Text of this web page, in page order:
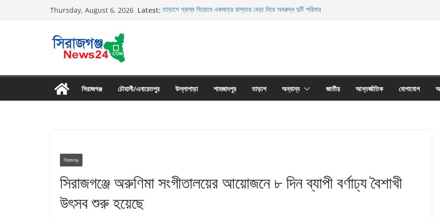
Thursday, August 6, 2026 Latest: তাড়াশে গ্রাম্য বিরোধে একমাত্র রাস্তায় বেড়া দিয়ে অবরুদ্ধ দুটি পরিবার
সিরাজগঞ্জ চৌহালী/এনায়েতপুর উল্লাপাড়া শাহজাদপুর তাড়াশ অন্যান্য জাতীয় আন্তর্জাতিক যোগাযোগ
সিরাজগঞ্জ
সিরাজগঞ্জে অরুণিমা সংগীতালয়ের আয়োজনে ৮ দিন ব্যাপী বর্ণাঢ্য বৈশাখী
উৎসব শুরু হয়েছে